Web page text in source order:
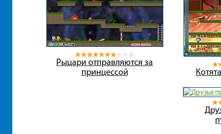
Рыцари отправляются за
принцессой